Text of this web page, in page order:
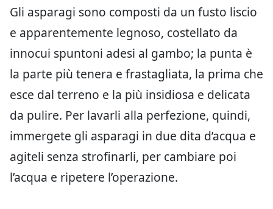
Gli asparagi sono composti da un fusto liscio
e apparentemente legnoso, costellato da
innocui spuntoni adesi al gambo; la punta è
la parte più tenera e frastagliata, la prima che
esce dal terreno e la più insidiosa e delicata
da pulire. Per lavarli alla perfezione, quindi,
immergete gli asparagi in due dita d’acqua e
agiteli senza strofinarli, per cambiare poi
l’acqua e ripetere l’operazione.